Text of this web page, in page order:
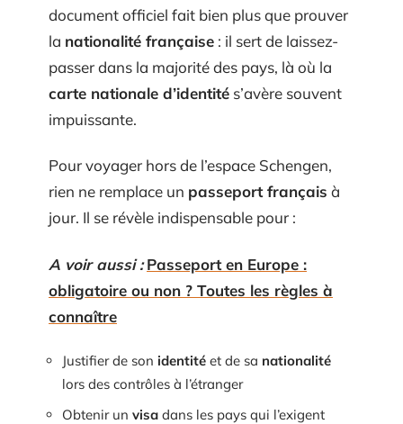
document officiel fait bien plus que prouver
la nationalité française : il sert de laissez-
passer dans la majorité des pays, là où la
carte nationale d’identité s’avère souvent
impuissante.
Pour voyager hors de l’espace Schengen,
rien ne remplace un passeport français à
jour. Il se révèle indispensable pour :
A voir aussi : Passeport en Europe :
obligatoire ou non ? Toutes les règles à
connaître
Justifier de son identité et de sa nationalité
lors des contrôles à l’étranger
Obtenir un visa dans les pays qui l’exigent